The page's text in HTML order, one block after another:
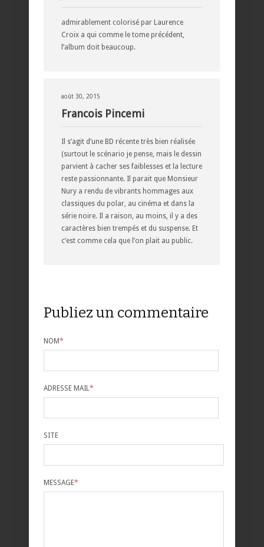
admirablement colorisé par Laurence
Croix a qui comme le tome précédent,
l’album doit beaucoup.
août 30, 2015
Francois Pincemi
Il s’agit d’une BD récente très bien réalisée
(surtout le scénario je pense, mais le dessin
parvient à cacher ses faiblesses et la lecture
reste passionnante. Il parait que Monsieur
Nury a rendu de vibrants hommages aux
classiques du polar, au cinéma et dans la
série noire. Il a raison, au moins, il y a des
caractères bien trempés et du suspense. Et
c’est comme cela que l’on plait au public.
Publiez un commentaire
NOM*
ADRESSE MAIL *
SITE
MESSAGE*